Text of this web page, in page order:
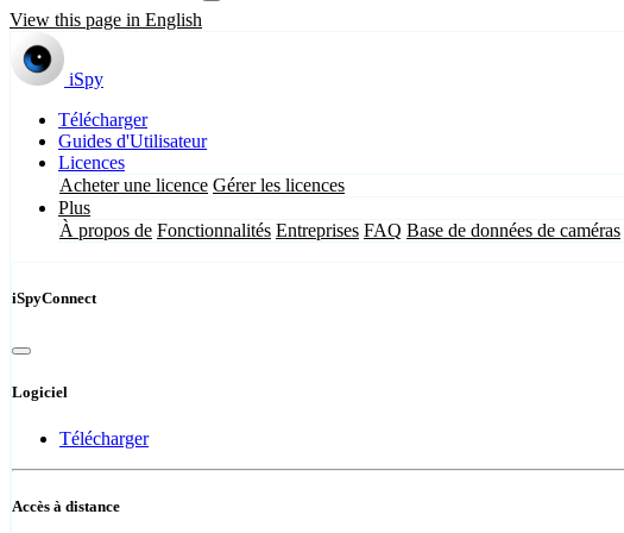
View this page in English
iSpy
Télécharger
Guides d'Utilisateur
Licences
Acheter une licence Gérer les licences
Plus
À propos de Fonctionnalités Entreprises FAQ Base de données de caméras
iSpyConnect
Logiciel
Télécharger
Accès à distance